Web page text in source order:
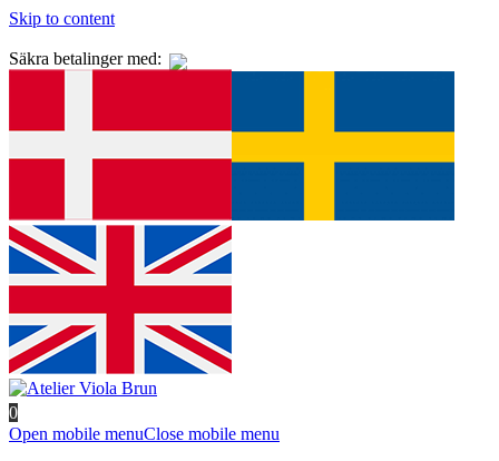
Skip to content
Säkra betalinger med:
0
Open mobile menuClose mobile menu